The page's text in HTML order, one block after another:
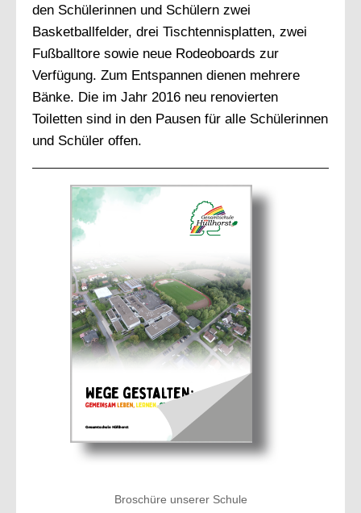
den Schülerinnen und Schülern zwei
Basketballfelder, drei Tischtennisplatten, zwei
Fußballtore sowie neue Rodeoboards zur
Verfügung. Zum Entspannen dienen mehrere
Bänke. Die im Jahr 2016 neu renovierten
Toiletten sind in den Pausen für alle Schülerinnen
und Schüler offen.
Broschüre unserer Schule